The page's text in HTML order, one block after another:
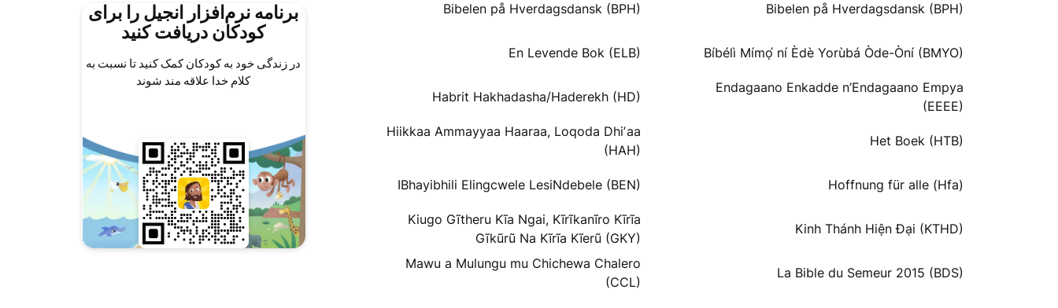
Bibelen på Hverdagsdansk (BPH)
Bibelen på Hverdagsdansk (BPH)
Bíbélì Mímọ́ ní Èdè Yorùbá Òde-Òní (BMYO)
En Levende Bok (ELB)
Endagaano Enkadde n’Endagaano Empya
(EEEE)
Habrit Hakhadasha/Haderekh (HD)
Het Boek (HTB)
Hiikkaa Ammayyaa Haaraa, Loqoda Dhiʼaa
(HAH)
Hoffnung für alle (Hfa)
IBhayibhili Elingcwele LesiNdebele (BEN)
Kinh Thánh Hiện Đại (KTHD)
Kiugo Gĩtheru Kĩa Ngai, Kĩrĩkanĩro Kĩrĩa
Gĩkũrũ Na Kĩrĩa Kĩerũ (GKY)
La Bible du Semeur 2015 (BDS)
Mawu a Mulungu mu Chichewa Chalero
(CCL)
برنامه نرم‌افزار انجیل را برای
کودکان دریافت کنید
در زندگی خود به کودکان کمک کنید تا نسبت به
کلام خدا علاقه مند شوند